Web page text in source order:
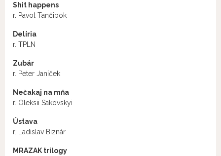
Shit happens
r. Pavol Tančibok
Delíria
r. TPLN
Zubár
r. Peter Janíček
Nečakaj na mňa
r. Oleksii Sakovskyi
Ústava
r. Ladislav Biznár
MRAZAK trilogy